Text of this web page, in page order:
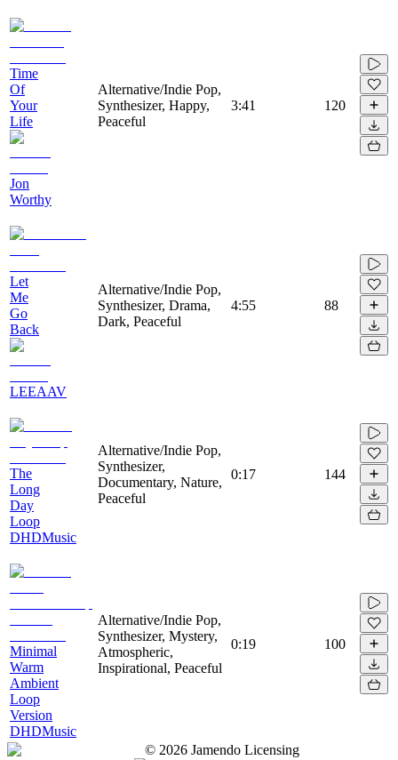
Time
Of
Your
Life
Jon
Worthy
Alternative/Indie Pop,
Synthesizer, Happy,
Peaceful
3:41 120
Let
Me
Go
Back
LEEAAV
Alternative/Indie Pop,
Synthesizer, Drama,
Dark, Peaceful
4:55 88
The
Long
Day
Loop
DHDMusic
Alternative/Indie Pop,
Synthesizer,
Documentary, Nature,
Peaceful
0:17 144
Minimal
Warm
Ambient
Loop
Version
DHDMusic
Alternative/Indie Pop,
Synthesizer, Mystery,
Atmospheric,
Inspirational, Peaceful
0:19 100
© 2026 Jamendo Licensing